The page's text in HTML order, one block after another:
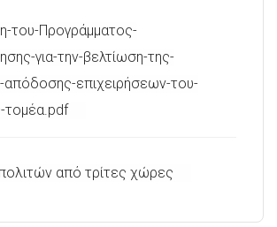
του-Προγράμματος-
για-την-βελτίωση-της-
απόδοσης-επιχειρήσεων-του-
τομέα.pdf
από τρίτες χώρες